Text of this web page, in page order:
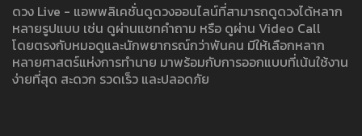
ดวง Live - แอพพลิเคชั่นดูดวงออนไลน์ที่สามารถดูดวงได้หลาก
หลายรูปแบบ เช่น ดูผ่านแชทคำถาม หรือ ดูผ่าน Video Call
โดยตรงกับหมอดูและนักพยากรณ์กว่าพันคน มีให้เลือกหลาก
หลายศาสตร์แห่งการทำนาย มาพร้อมกับการออกแบบที่เน้นใช้งาน
ง่ายที่สุด สะดวก รวดเร็ว และปลอดภัย